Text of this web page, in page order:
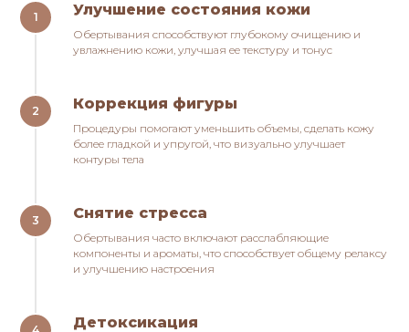
Улучшение состояния кожи
Обертывания способствуют глубокому очищению и
увлажнению кожи, улучшая ее текстуру и тонус
Коррекция фигуры
Процедуры помогают уменьшить объемы, сделать кожу
более гладкой и упругой, что визуально улучшает
контуры тела
Снятие стресса
Обертывания часто включают расслабляющие
компоненты и ароматы, что способствует общему релаксу
и улучшению настроения
Детоксикация